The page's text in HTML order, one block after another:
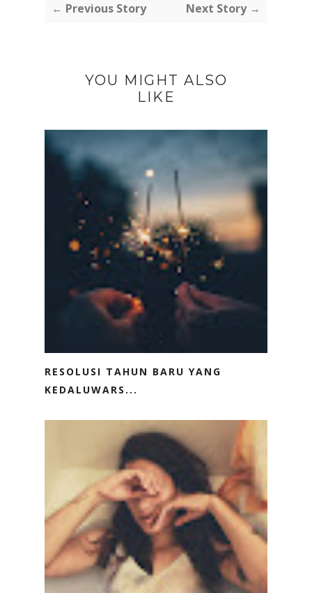
← Previous Story Next Story →
YOU MIGHT ALSO
LIKE
RESOLUSI TAHUN BARU YANG
KEDALUWARS...